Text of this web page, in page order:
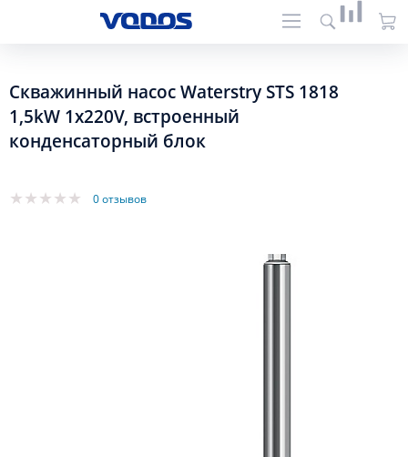
Скважинный насос Waterstry STS 1818
1,5kW 1x220V, встроенный
конденсаторный блок
0 отзывов